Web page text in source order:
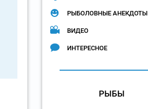
РЫБОЛОВНЫЕ АНЕКДОТЫ
ВИДЕО
ИНТЕРЕСНОЕ
РЫБЫ